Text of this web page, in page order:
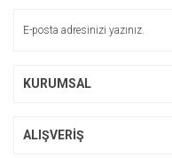
KURUMSAL
ALIŞVERİŞ